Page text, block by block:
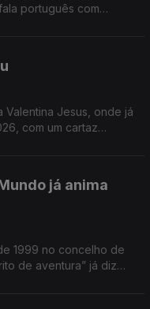
português com
Valentina Jesus, onde já
com um cartaz
já anima
1999 no concelho de
de aventura” já diz